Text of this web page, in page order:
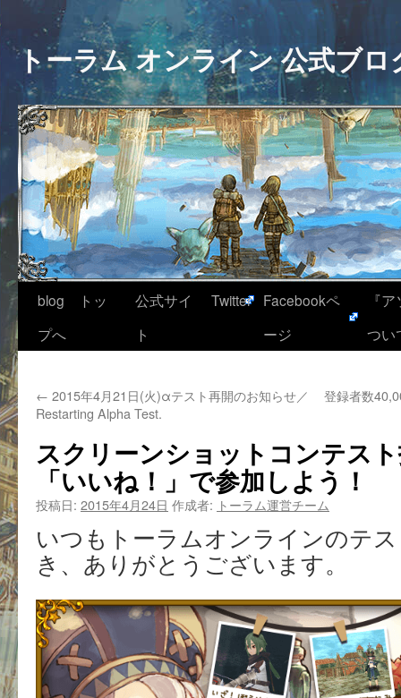
トーラム オンライン 公式ブロ
blog トッ
プへ
公式サイ
ト
Twitter
Facebookペ
ージ
『
つい
← 2015年4月21日(火)αテスト再開のお知らせ／
Restarting Alpha Test.
登録者数
スクリーンショットコンテス
「いいね！」で参加しよう！
投稿日: 2015年4月24日 作成者: トーラム運営チーム
いつもトーラムオンラインのテ
き、ありがとうございます。